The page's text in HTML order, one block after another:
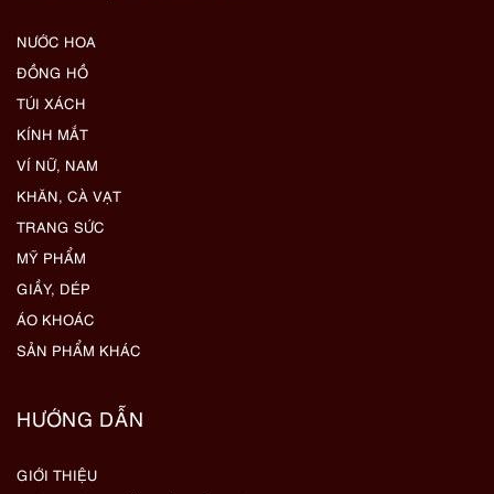
NƯỚC HOA
ĐỒNG HỒ
TÚI XÁCH
KÍNH MẮT
VÍ NỮ, NAM
KHĂN, CÀ VẠT
TRANG SỨC
MỸ PHẨM
GIẦY, DÉP
ÁO KHOÁC
SẢN PHẨM KHÁC
HƯỚNG DẪN
GIỚI THIỆU